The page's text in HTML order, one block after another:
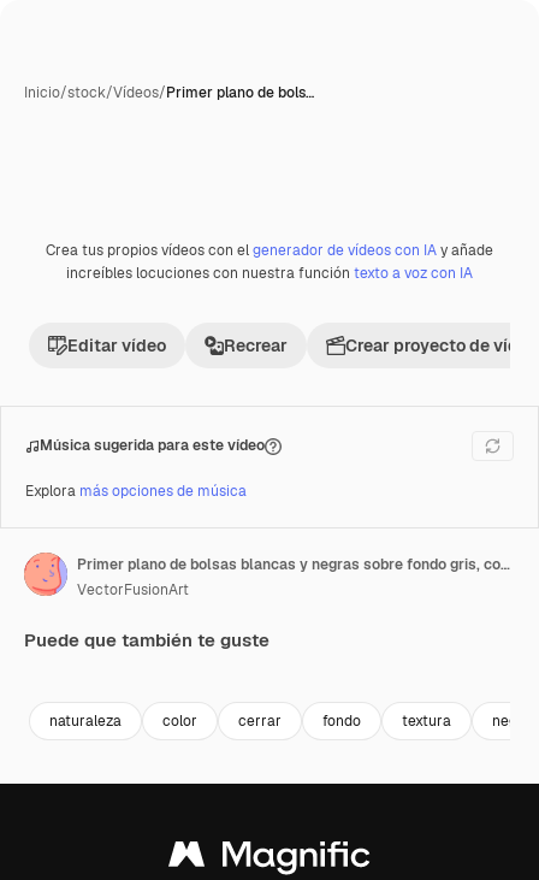
Inicio/stock/Vídeos/Primer plano de bols…
PremiumGenerada con IA
Crea tus propios vídeos con elgenerador de vídeos con IAy añade
increíbles locuciones con nuestra función texto a voz con IA
Editar vídeo Recrear Crear proyecto de vídeo
Música sugerida para este vídeo
Explora más opciones de música
Primer plano de bolsas blancas y negras sobre fondo gris, con espacio para texto, a cámara lenta.
VectorFusionArt
Puede que también te guste
naturaleza color cerrar fondo textura negro